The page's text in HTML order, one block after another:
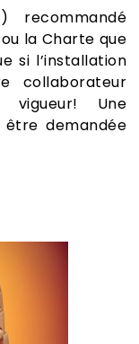
recommandé
la Charte que
si l’installation
collaborateur
vigueur! Une
demandée